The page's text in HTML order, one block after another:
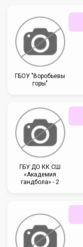
ГБОУ "Воробьевы
горы"
ГБУ ДО КК СШ
«Академия
гандбола» - 2